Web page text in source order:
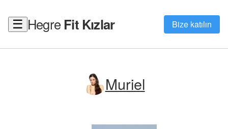
☰ Hegre Fit Kızlar Bize katılın
Muriel